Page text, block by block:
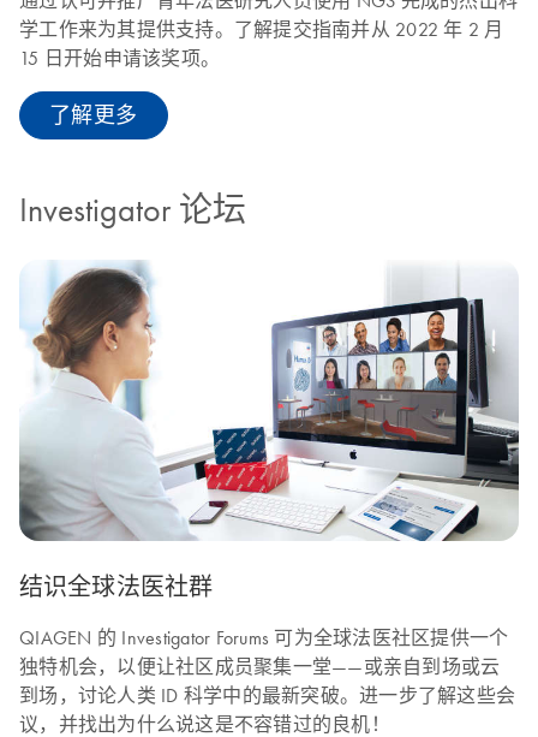
学工作来为其提供支持。了解提交指南并从 2022 年 2 月
15 日开始申请该奖项。
了解更多
Investigator 论坛
结识全球法医社群
QIAGEN 的 Investigator Forums 可为全球法医社区提供一个
独特机会，以便让社区成员聚集一堂——或亲自到场或云
到场，讨论人类 ID 科学中的最新突破。进一步了解这些会
议，并找出为什么说这是不容错过的良机！